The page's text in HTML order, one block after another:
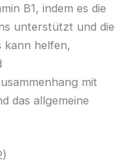
B1, indem es die
unterstützt und die
kann helfen,
mit
das allgemeine